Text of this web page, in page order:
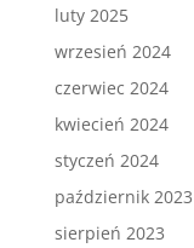
luty 2025
wrzesień 2024
czerwiec 2024
kwiecień 2024
styczeń 2024
październik 2023
sierpień 2023